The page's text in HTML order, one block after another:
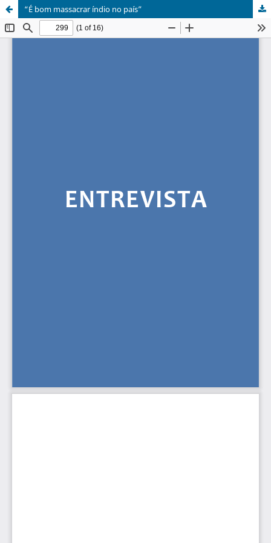
“É bom massacrar índio no país”